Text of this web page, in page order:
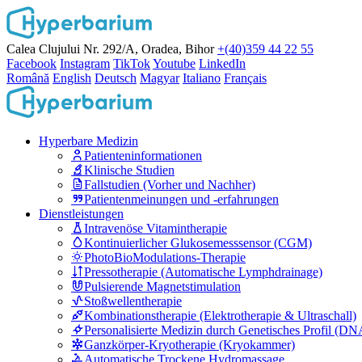
Calea Clujului Nr. 292/A, Oradea, Bihor +(40)359 44 22 55
Facebook Instagram TikTokYoutube LinkedIn
Română English Deutsch Magyar Italiano Français
Hyperbare Medizin
Patienteninformationen
Klinische Studien
Fallstudien (Vorher und Nachher)
Patientenmeinungen und -erfahrungen
Dienstleistungen
Intravenöse Vitamintherapie
Kontinuierlicher Glukosemesssensor (CGM)
PhotoBioModulations-Therapie
Pressotherapie (Automatische Lymphdrainage)
Pulsierende Magnetstimulation
Stoßwellentherapie
Kombinationstherapie (Elektrotherapie & Ultraschall)
Personalisierte Medizin durch Genetisches Profil
Ganzkörper-Kryotherapie (Kryokammer)
Automatische Trockene Hydromassage